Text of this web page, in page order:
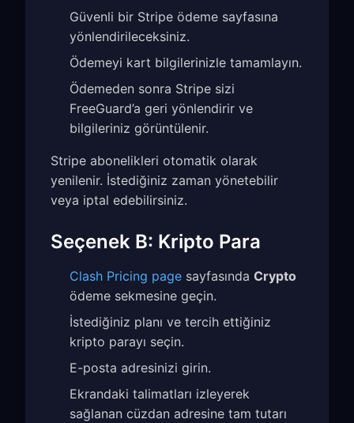
Güvenli bir Stripe ödeme sayfasına
yönlendirileceksiniz.
Ödemeyi kart bilgilerinizle tamamlayın.
Ödemeden sonra Stripe sizi
FreeGuard’a geri yönlendirir ve
bilgileriniz görüntülenir.
Stripe abonelikleri otomatik olarak
yenilenir. İstediğiniz zaman yönetebilir
veya iptal edebilirsiniz.
Seçenek B: Kripto Para
Clash Pricing page sayfasında Crypto
ödeme sekmesine geçin.
İstediğiniz planı ve tercih ettiğiniz
kripto parayı seçin.
E-posta adresinizi girin.
Ekrandaki talimatları izleyerek
sağlanan cüzdan adresine tam tutarı